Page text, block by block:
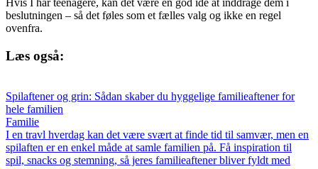
Hvis I har teenagere, kan det være en god idé at inddrage dem i
beslutningen – så det føles som et fælles valg og ikke en regel
ovenfra.
Læs også:
Spilaftener og grin: Sådan skaber du hyggelige familieaftener for
hele familien
Familie
I en travl hverdag kan det være svært at finde tid til samvær, men en
spilaften er en enkel måde at samle familien på. Få inspiration til
spil, snacks og stemning, så jeres familieaftener bliver fyldt med